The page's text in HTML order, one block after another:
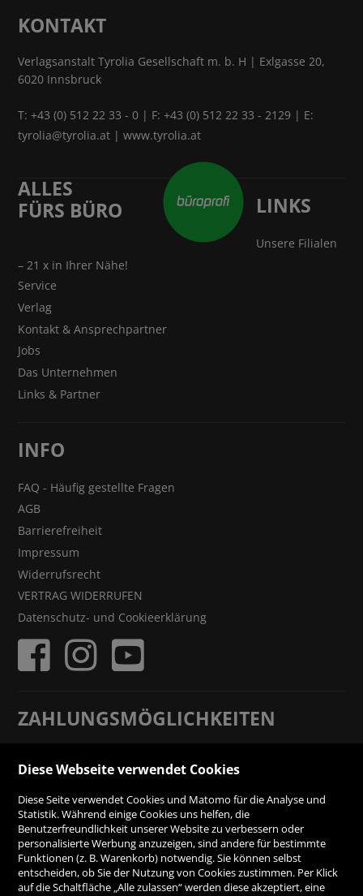
KONTAKT
Verlagsanstalt Tyrolia Gesellschaft m. b. H | Exlgasse 20,
6020 Innsbruck
T:+43 (0) 512 22 33 - 0 | F: +43 (0) 512 22 33 - 2129 | E:
tyrolia@tyrolia.at |www.tyrolia.at
ALLES
FÜRS BÜRO
LINKS
Unsere Filialen
– 21 x in Ihrer Nähe!
Service
Verlag
Kontakt & Ansprechpartner
Jobs
Das Unternehmen
Links & Partner
INFO
FAQ - Häufig gestellte Fragen
AGB
Barrierefreiheit
Impressum
Widerrufsrecht
VERTRAG WIDERRUFEN
Datenschutz- und Cookieerklärung
ZAHLUNGSMÖGLICHKEITEN
Rechnung
Vorauskasse
SICHER ONLINE SHOPPEN!
Diese Webseite verwendet Cookies
Diese Seite verwendet Cookies und Matomo für die Analyse und
Statistik. Während einige Cookies uns helfen, die
Benutzerfreundlichkeit unserer Website zu verbessern oder
personalisierte Werbung anzuzeigen, sind andere für bestimmte
Funktionen (z. B. Warenkorb) notwendig. Sie können selbst
entscheiden, ob Sie der Nutzung von Cookies zustimmen. Per Klick
auf die Schaltfläche „Alle zulassen“ werden diese akzeptiert, eine